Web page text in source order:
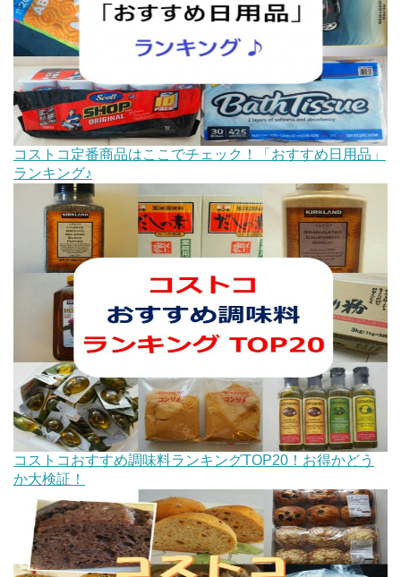
コストコ定番商品はここでチェック！「おすすめ日用品」
ランキング♪
コストコおすすめ調味料ランキングTOP20！お得かどう
か大検証！